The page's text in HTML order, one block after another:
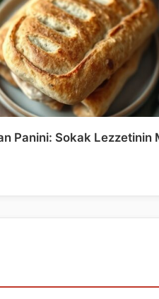
Panini: Sokak Lezzetinin